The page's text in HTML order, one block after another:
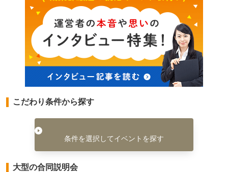
こだわり条件から探す
条件を選択してイベントを探す
大型の合同説明会